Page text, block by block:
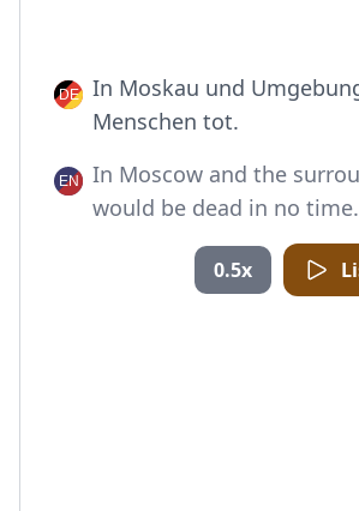
In Moskau und
Menschen tot.
In Moscow and the
would be dead in no time.
0.5x